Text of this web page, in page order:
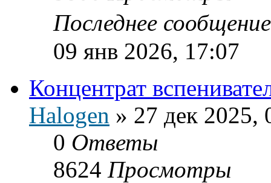
Последнее
09 янв 2026, 17:07
Концентрат
Halogen » 27 дек 2025,
0 Ответы
8624 Просмотры